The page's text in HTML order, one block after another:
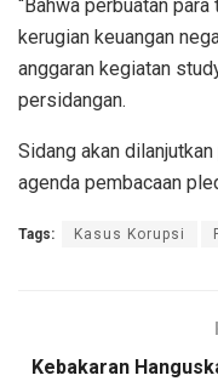
“Bahwa perbuatan
kerugian keuangan
anggaran kegiatan
persidangan.
Sidang akan
agenda pembacaan
Tags: Kasus Korupsi
Kebakaran